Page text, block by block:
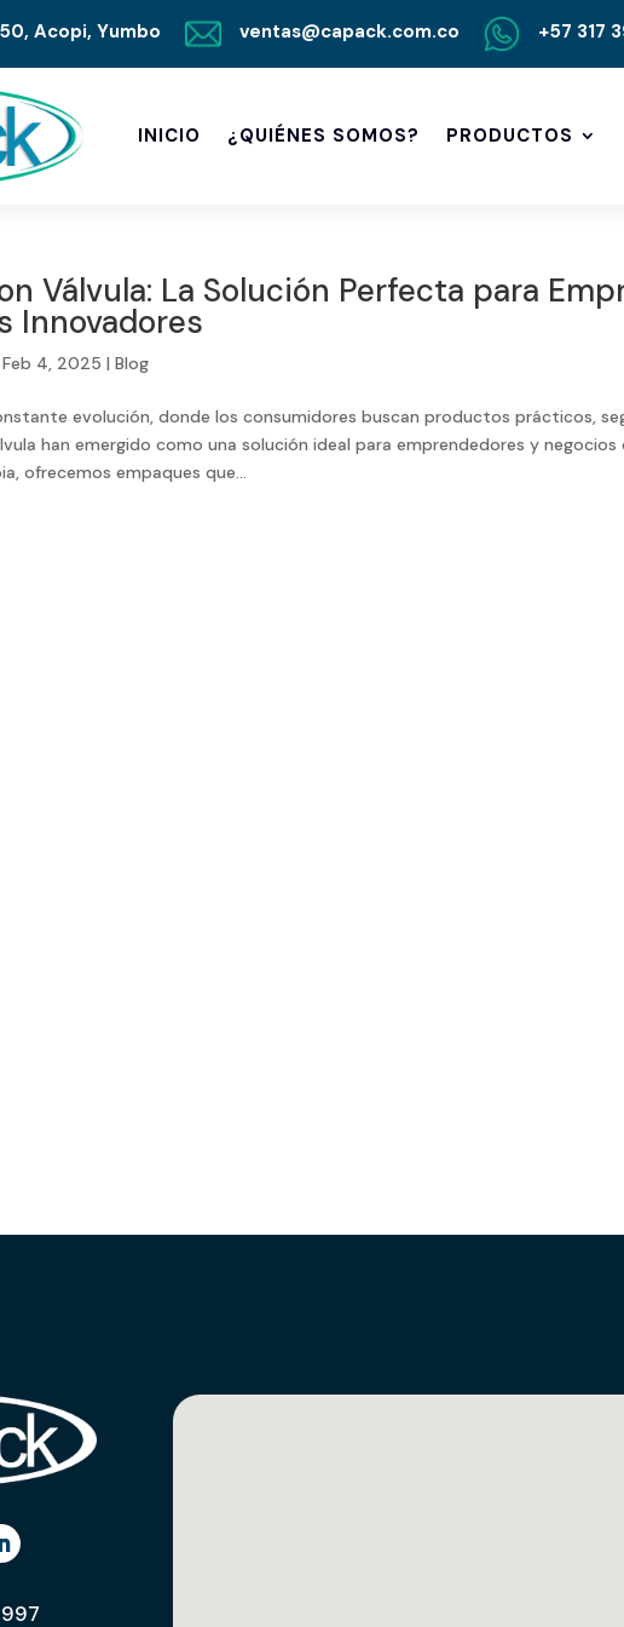
Acopi, Yumbo ventas@capack.com.co +57 317
INICIO ¿QUIÉNES SOMOS? PRODUCTOS
Válvula: La Solución Perfecta para
Innovadores
Feb 4, 2025 |Blog
evolución, donde los consumidores buscan productos prácticos,
han emergido como una solución ideal para emprendedores y
ofrecemos empaques que...